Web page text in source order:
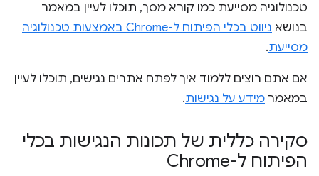
טכנולוגיה מסייעת כמו קורא מסך, תוכלו לעיין במאמר
בנושא
ניווט בכלי הפיתוח ל-Chrome באמצעות טכנולוגיה
מסייעת.
אם אתם רוצים ללמוד איך לפתח אתרים נגישים, תוכלו לעיין
במאמר מידע על נגישות.
סקירה כללית של תכונות הנגישות בכלי
הפיתוח ל-Chrome